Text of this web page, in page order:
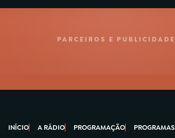
PARCEIROS E PUBLICIDADE
INÍCIO A RÁDIO PROGRAMAÇÃO PROGRAMAS